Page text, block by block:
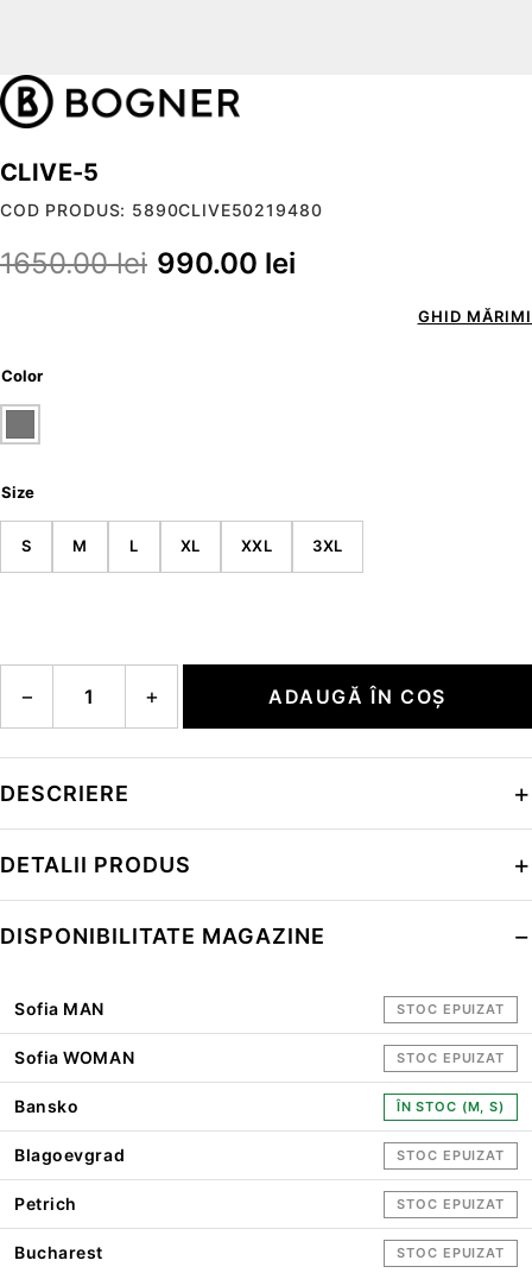
CLIVE-5
COD PRODUS: 5890CLIVE50219480
1650.00lei 990.00 lei
GHID MĂRIMI
Color
Size
S M L XL XXL 3XL
− + ADAUGĂ ÎN COȘ
DESCRIERE
DETALII PRODUS
DISPONIBILITATE MAGAZINE
Sofia MAN STOC EPUIZAT
Sofia WOMAN STOC EPUIZAT
Bansko ÎN STOC (M, S)
Blagoevgrad STOC EPUIZAT
Petrich STOC EPUIZAT
Bucharest STOC EPUIZAT